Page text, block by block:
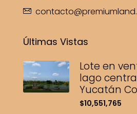
Últimas Vistas
Lote en
lago
Yucatán
$10,551,765